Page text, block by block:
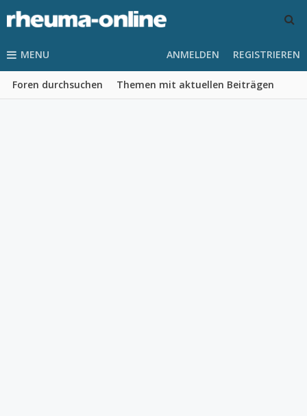
MENU
Foren durchsuchen Themen mit aktuellen Beiträgen
ANMELDEN REGISTRIEREN